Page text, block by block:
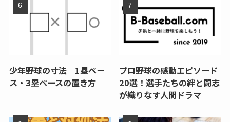
少年野球の寸法｜1塁ベー
ス・3塁ベースの置き方
プロ野球の感動エピソード
20選！選手たちの絆と闘志
が織りなす人間ドラマ